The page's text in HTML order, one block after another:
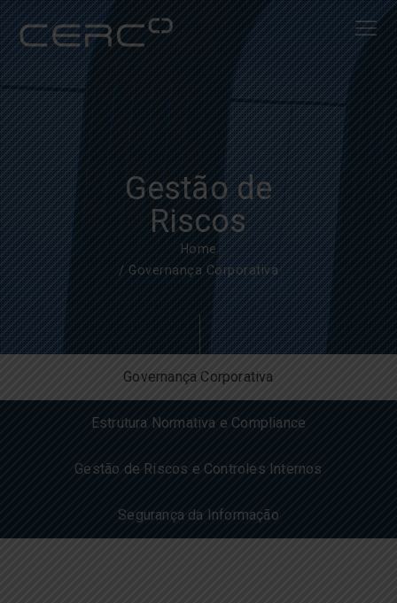
Gestão de
Riscos
Home
Governança Corporativa
Governança Corporativa
Estrutura Normativa e Compliance
Gestão de Riscos e Controles Internos
Segurança da Informação